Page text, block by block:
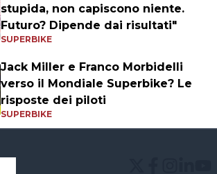
stupida, non capiscono niente.
Futuro? Dipende dai risultati"
SUPERBIKE
Jack Miller e Franco Morbidelli
verso il Mondiale Superbike? Le
risposte dei piloti
SUPERBIKE